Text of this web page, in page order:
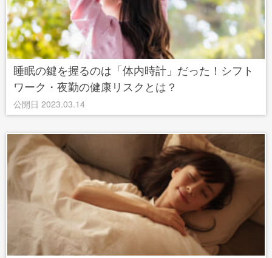
睡眠の鍵を握るのは「体内時計」だった！シフト
ワーク・夜勤の健康リスクとは？
公開日 2023.03.14